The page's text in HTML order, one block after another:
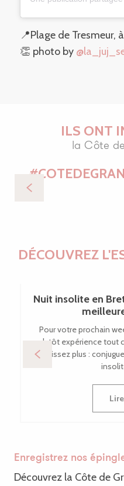
📍Plage de Tresmeur, à
👏 photo by
ILS ONT
la Côte
DÉCOUVREZ
Nuit insolite en
Pour votre prochain
plutôt expérience tout
choisissez plus :
Enregistrez nos
Découvrez la Côte de